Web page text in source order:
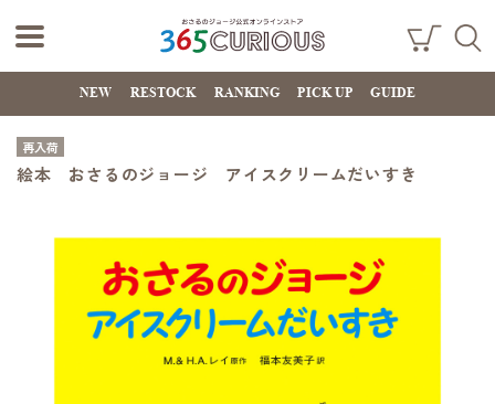
おさるのジョー
ジ公式オンライ
365CURIOUS
ング
カー
NEW RESTOCK RANKING PICK UP GUIDE
再入荷
絵本 おさるのジョージ アイスクリームだいすき